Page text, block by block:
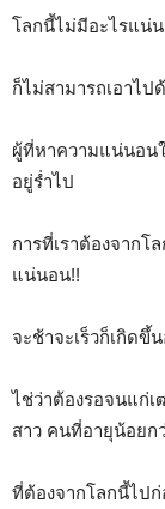
โลกนี้ไม่มีอะไรแน่น
ก็ไม่สามารถเอาไป
ผู้ที่หาความแน่นอน
อยู่ร่ำไป
การที่เราต้องจาก
แน่นอน!!
จะช้าจะเร็วก็เกิด
ไช่ว่าต้องรอจนแก่
สาว คนที่อายุน้อยกว่
ที่ต้องจากโลกนี้ไปก่